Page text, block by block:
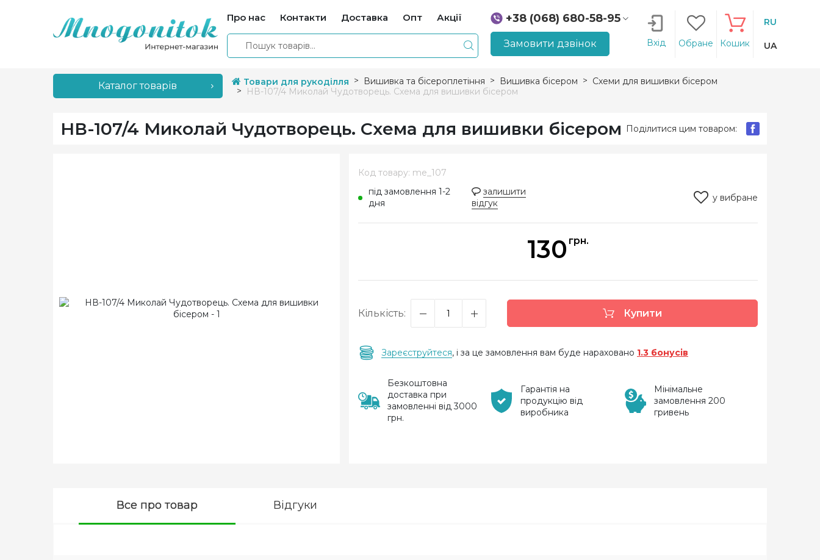
Про нас Контакти Доставка Опт Акції
+38 (068) 680-58-95
+38 (066) 207-14-90
Замовити дзвінок Вхід Обране Кошик
RU
UA
Каталог товарів Товари для рукоділля Вишивка та бісероплетіння Вишивка бісером
Схеми для вишивки бісером
НВ-107/4 Миколай Чудотворець. Схема для вишивки бісером
НВ-107/4 Миколай Чудотворець. Схема для вишивки бісером Поділитися цим товаром:
Код товару: me_107
під замовлення 1-2
дня
залишити
відгук
у вибране
130 грн.
Кількість: Купити
Зареєструйтеся, і за це замовлення вам буде нараховано 1.3 бонусів
Безкоштовна
доставка при
замовленні від 3000
грн.
Гарантія на
продукцію від
виробника
Мінімальне
замовлення 200
гривень
Все про товар Відгуки